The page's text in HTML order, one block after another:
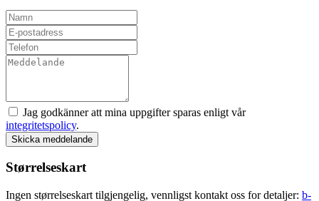
Jag godkänner att mina uppgifter sparas enligt vår
integritetspolicy.
Skicka meddelande
Størrelseskart
Ingen størrelseskart tilgjengelig, vennligst kontakt oss for detaljer: b-